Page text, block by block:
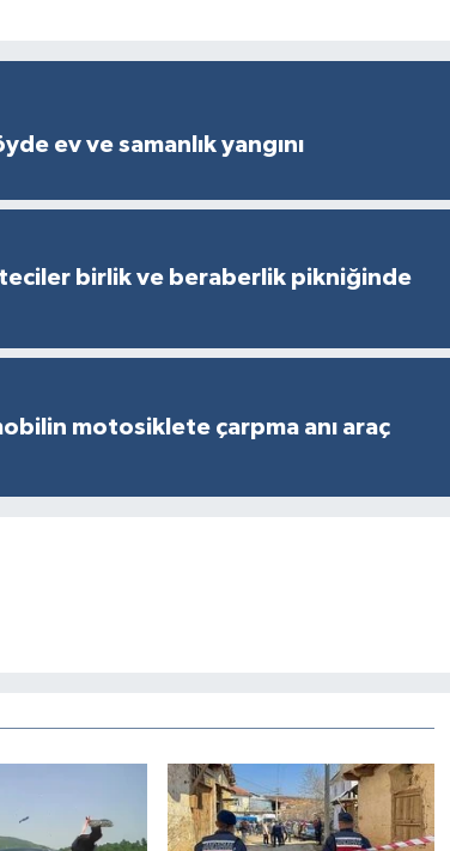
ev ve samanlık yangını
birlik ve beraberlik pikniğinde
motosiklete çarpma anı araç